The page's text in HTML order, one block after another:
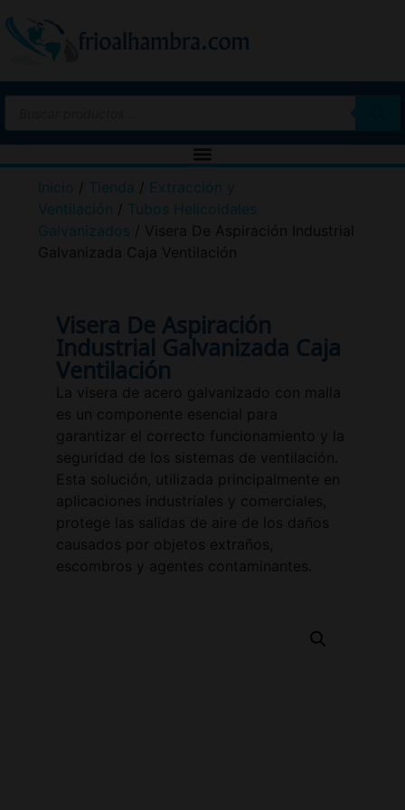
Inicio / Tienda / Extracción y
Ventilación / Tubos Helicoidales
Galvanizados / Visera De Aspiración Industrial
Galvanizada Caja Ventilación
Visera De Aspiración
Industrial Galvanizada Caja
Ventilación
La visera de acero galvanizado con malla
es un componente esencial para
garantizar el correcto funcionamiento y la
seguridad de los sistemas de ventilación.
Esta solución, utilizada principalmente en
aplicaciones industriales y comerciales,
protege las salidas de aire de los daños
causados por objetos extraños,
escombros y agentes contaminantes.